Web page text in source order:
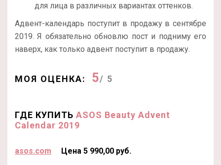
для лица в различных вариантах оттенков.
Адвент-календарь поступит в продажу в сентябре
2019. Я обязательно обновлю пост и подниму его
наверх, как только адвент поступит в продажу.
МОЯ ОЦЕНКА: 5/ 5
ГДЕ КУПИТЬ ASOS Beauty Advent
Calendar 2019
asos.com Цена 5 990,00 руб.